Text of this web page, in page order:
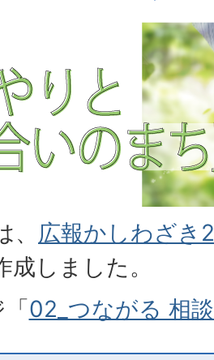
広報かしわざき
しました。
02_つながる 相